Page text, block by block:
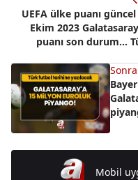
UEFA ülke puanı
Ekim 2023
puanı son durum...
Mobil